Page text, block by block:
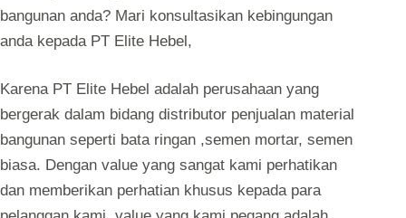
bangunan anda? Mari konsultasikan kebingungan
anda kepada PT Elite Hebel,
Karena PT Elite Hebel adalah perusahaan yang
bergerak dalam bidang distributor penjualan material
bangunan seperti bata ringan ,semen mortar, semen
biasa. Dengan value yang sangat kami perhatikan
dan memberikan perhatian khusus kepada para